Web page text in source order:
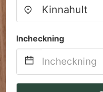
Incheckning
Navigate